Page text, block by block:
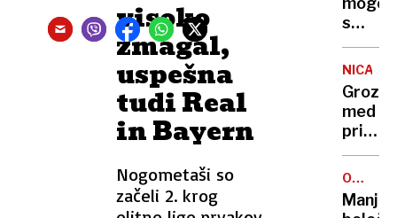
visoko
zmagal,
uspešna
tudi Real
in Bayern
Nogometaši so
začeli 2. krog
h
s
v
je
skrival
rdečo
sobo
groze
NICA
med
samo
nekaj
letali
Manj